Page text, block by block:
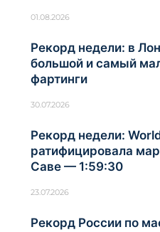
01.08.2026
Рекорд недели: в
большой и самый
фартинги
30.07.2026
Рекорд недели:
ратифицировала
Саве — 1:59:30
23.07.2026
Рекорд России по